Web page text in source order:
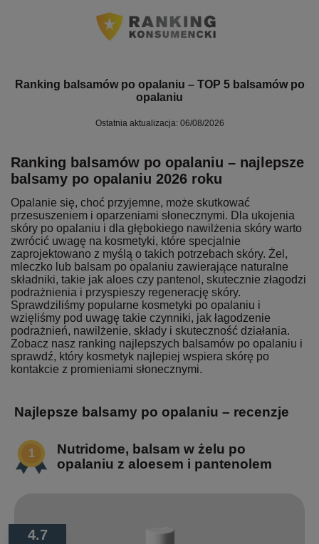
Ranking balsamów po opalaniu – TOP 5 balsamów po
opalaniu
Ostatnia aktualizacja: 06/08/2026
Ranking balsamów po opalaniu – najlepsze
balsamy po opalaniu 2026 roku
Opalanie się, choć przyjemne, może skutkować
przesuszeniem i oparzeniami słonecznymi. Dla ukojenia
skóry po opalaniu i dla głębokiego nawilżenia skóry warto
zwrócić uwagę na kosmetyki, które specjalnie
zaprojektowano z myślą o takich potrzebach skóry. Żel,
mleczko lub balsam po opalaniu zawierające naturalne
składniki, takie jak aloes czy pantenol, skutecznie złagodzi
podrażnienia i przyspieszy regenerację skóry.
Sprawdziliśmy popularne kosmetyki po opalaniu i
wzięliśmy pod uwagę takie czynniki, jak łagodzenie
podrażnień, nawilżenie, składy i skuteczność działania.
Zobacz nasz ranking najlepszych balsamów po opalaniu i
sprawdź, który kosmetyk najlepiej wspiera skórę po
kontakcie z promieniami słonecznymi.
Najlepsze balsamy po opalaniu – recenzje
Nutridome, balsam w żelu po
opalaniu z aloesem i pantenolem
4.7